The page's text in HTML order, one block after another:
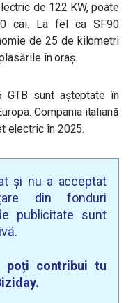
de 122 KW, poate
cai. La fel ca SF90
de 25 de kilometri
în oraș.
GTB sunt așteptate în
Compania italiană
electric în 2025.
și nu a acceptat
din fonduri
publicitate sunt
poți contribui tu